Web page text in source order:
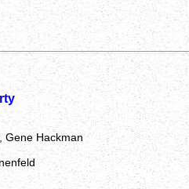
Gene Hackman